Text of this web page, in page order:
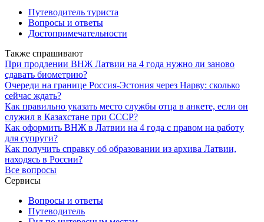
Путеводитель туриста
Вопросы и ответы
Достопримечательности
Также спрашивают
При продлении ВНЖ Латвии на 4 года нужно ли заново
сдавать биометрию?
Очереди на границе Россия-Эстония через Нарву: сколько
сейчас ждать?
Как правильно указать место службы отца в анкете, если он
служил в Казахстане при СССР?
Как оформить ВНЖ в Латвии на 4 года с правом на работу
для супруги?
Как получить справку об образовании из архива Латвии,
находясь в России?
Все вопросы
Сервисы
Вопросы и ответы
Путеводитель